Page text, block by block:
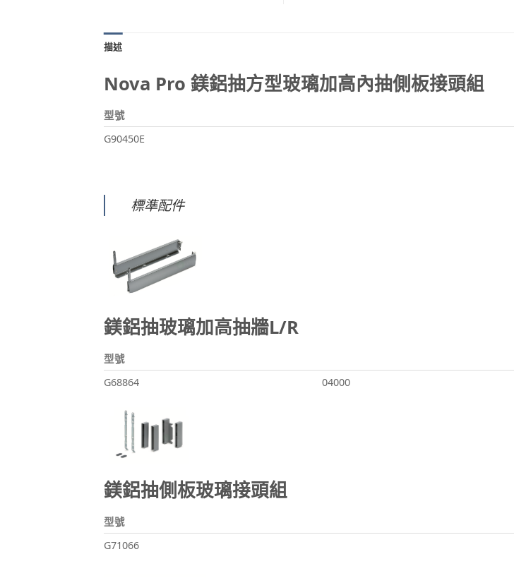
描述
Nova Pro 鎂鋁抽方型玻璃加高內抽側板接頭組
型號
G90450E
標準配件
鎂鋁抽玻璃加高抽牆L/R
型號
G68864
04000
鎂鋁抽側板玻璃接頭組
型號
G71066